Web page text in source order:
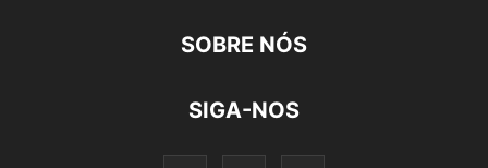
SOBRE NÓS
SIGA-NOS